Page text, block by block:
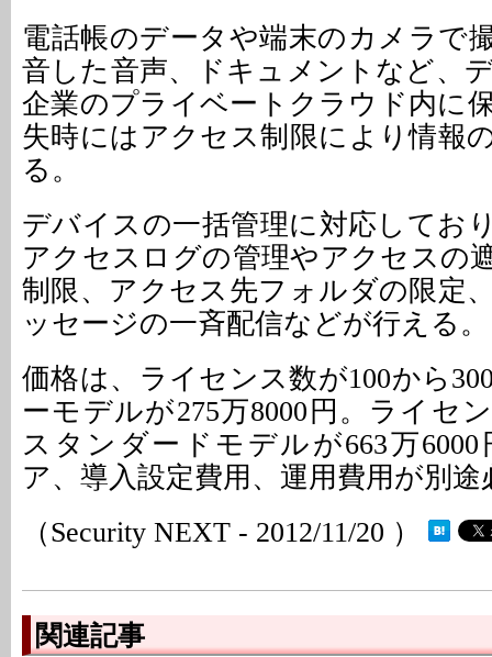
電話帳のデータや端末のカメラで
音した音声、ドキュメントなど、
企業のプライベートクラウド内に
失時にはアクセス制限により情報
る。
デバイスの一括管理に対応してお
アクセスログの管理やアクセスの
制限、アクセス先フォルダの限定
ッセージの一斉配信などが行える。
価格は、ライセンス数が100から
ーモデルが275万8000円。ライセ
スタンダードモデルが663万
ア、導入設定費用、運用費用が別途
（Security NEXT - 2012/11/20 ）
関連記事